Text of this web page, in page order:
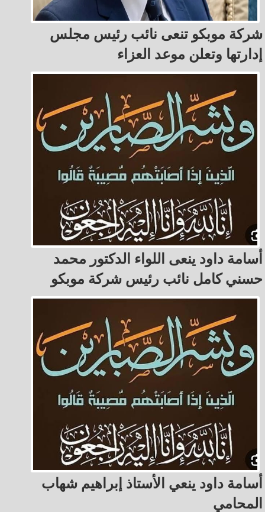
شركة موبكو تنعى نائب رئيس مجلس
إدارتها وتعلن موعد العزاء
أسامة داود ينعى اللواء الدكتور محمد
حسني كامل نائب رئيس شركة موبكو
أسامة داود ينعي الأستاذ إبراهيم شهاب
المحامي